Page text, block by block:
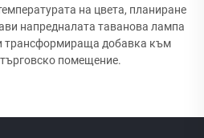
на цвета, планиране
напредналата таванова лампа
трансформираща добавка към
помещение.